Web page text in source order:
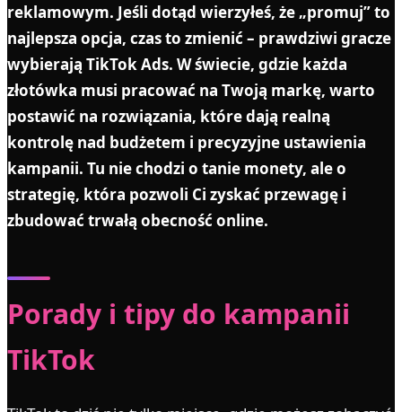
reklamowym. Jeśli dotąd wierzyłeś, że „promuj” to
najlepsza opcja, czas to zmienić – prawdziwi gracze
wybierają TikTok Ads. W świecie, gdzie każda
złotówka musi pracować na Twoją markę, warto
postawić na rozwiązania, które dają realną
kontrolę nad budżetem i precyzyjne ustawienia
kampanii. Tu nie chodzi o tanie monety, ale o
strategię, która pozwoli Ci zyskać przewagę i
zbudować trwałą obecność online.
Porady i tipy do kampanii
TikTok